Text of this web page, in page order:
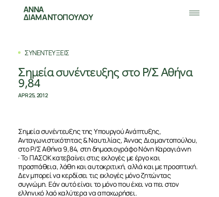
ΑΝΝΑ
ΔΙΑΜΑΝΤΟΠΟΥΛΟΥ
ΣΥΝΕΝΤΕΥΞΕΙΣ
Σημεία συνέντευξης στο Ρ/Σ Αθήνα
9,84
APR 25, 2012
Σημεία συνέντευξης της Υπουργού Ανάπτυξης,
Ανταγωνιστικότητας & Ναυτιλίας, Άννας Διαμαντοπούλου,
στο Ρ/Σ Αθήνα 9,84, στη δημοσιογράφο Νόνη Καραγιάννη
· Το ΠΑΣΟΚ κατεβαίνει στις εκλογές με έργο και
προσπάθεια, λάθη και αυτοκριτική, αλλά και με προοπτική.
Δεν μπορεί να κερδίσει τις εκλογές μόνο ζητώντας
συγνώμη. Εάν αυτό είναι το μόνο που έχει να πει στον
ελληνικό λαό καλύτερα να αποχωρήσει.